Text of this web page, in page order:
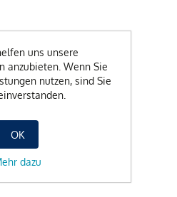
uns unsere
anzubieten. Wenn Sie
nutzen, sind Sie
OK
dazu